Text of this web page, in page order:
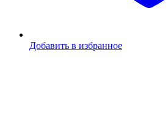
Добавить в избранное